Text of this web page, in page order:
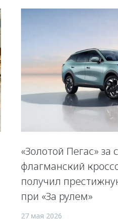
«Золотой Пегас»
флагманский
получил
при «За рулем»
27 мая 2026